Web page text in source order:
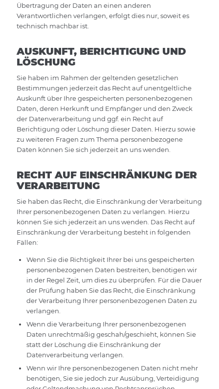
Übertragung der Daten an einen anderen
Verantwortlichen verlangen, erfolgt dies nur, soweit es
technisch machbar ist.
AUSKUNFT, BERICHTIGUNG UND
LÖSCHUNG
Sie haben im Rahmen der geltenden gesetzlichen
Bestimmungen jederzeit das Recht auf unentgeltliche
Auskunft über Ihre gespeicherten personenbezogenen
Daten, deren Herkunft und Empfänger und den Zweck
der Datenverarbeitung und ggf. ein Recht auf
Berichtigung oder Löschung dieser Daten. Hierzu sowie
zu weiteren Fragen zum Thema personenbezogene
Daten können Sie sich jederzeit an uns wenden.
RECHT AUF EINSCHRÄNKUNG DER
VERARBEITUNG
Sie haben das Recht, die Einschränkung der Verarbeitung
Ihrer personenbezogenen Daten zu verlangen. Hierzu
können Sie sich jederzeit an uns wenden. Das Recht auf
Einschränkung der Verarbeitung besteht in folgenden
Fällen:
Wenn Sie die Richtigkeit Ihrer bei uns gespeicherten
personenbezogenen Daten bestreiten, benötigen wir
in der Regel Zeit, um dies zu überprüfen. Für die Dauer
der Prüfung haben Sie das Recht, die Einschränkung
der Verarbeitung Ihrer personenbezogenen Daten zu
verlangen.
Wenn die Verarbeitung Ihrer personenbezogenen
Daten unrechtmäßig geschah/geschieht, können Sie
statt der Löschung die Einschränkung der
Datenverarbeitung verlangen.
Wenn wir Ihre personenbezogenen Daten nicht mehr
benötigen, Sie sie jedoch zur Ausübung, Verteidigung